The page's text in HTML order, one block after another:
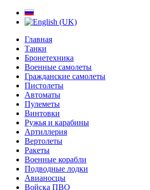
Главная
Танки
Бронетехника
Военные самолеты
Гражданские самолеты
Пистолеты
Автоматы
Пулеметы
Винтовки
Ружья и карабины
Артиллерия
Вертолеты
Ракеты
Военные корабли
Подводные лодки
Авианосцы
Войска ПВО